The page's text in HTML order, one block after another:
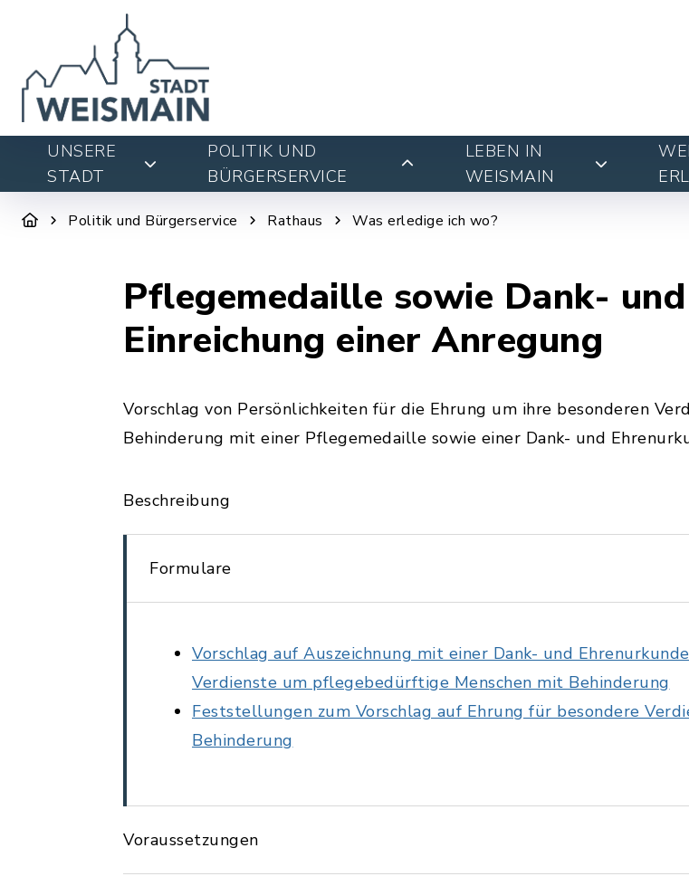
UNSERE
STADT
POLITIK UND
BÜRGERSERVICE
LEBEN IN
WEISMAIN
Politik und Bürgerservice Rathaus Was erledige ich wo?
Pflegemedaille sowie Dank-
Einreichung einer Anregung
Vorschlag von Persönlichkeiten für die Ehrung um ihre besonderen
Behinderung mit einer Pflegemedaille sowie einer Dank- und
Beschreibung
Formulare
Vorschlag auf Auszeichnung mit einer Dank- und
Verdienste um pflegebedürftige Menschen mit Behinderung
Feststellungen zum Vorschlag auf Ehrung für besondere
Behinderung
Voraussetzungen